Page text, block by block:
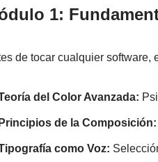
1:
de tocar cualquier software,
del Color Avanzada:
Principios de la Composición:
como Voz: